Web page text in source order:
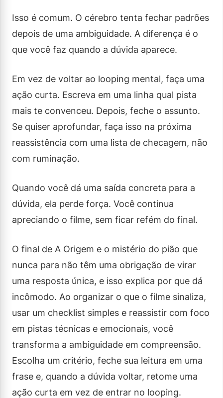
Isso é comum. O cérebro tenta fechar padrões
depois de uma ambiguidade. A diferença é o
que você faz quando a dúvida aparece.
Em vez de voltar ao looping mental, faça uma
ação curta. Escreva em uma linha qual pista
mais te convenceu. Depois, feche o assunto.
Se quiser aprofundar, faça isso na próxima
reassistência com uma lista de checagem, não
com ruminação.
Quando você dá uma saída concreta para a
dúvida, ela perde força. Você continua
apreciando o filme, sem ficar refém do final.
O final de A Origem e o mistério do pião que
nunca para não têm uma obrigação de virar
uma resposta única, e isso explica por que dá
incômodo. Ao organizar o que o filme sinaliza,
usar um checklist simples e reassistir com foco
em pistas técnicas e emocionais, você
transforma a ambiguidade em compreensão.
Escolha um critério, feche sua leitura em uma
frase e, quando a dúvida voltar, retome uma
ação curta em vez de entrar no looping.